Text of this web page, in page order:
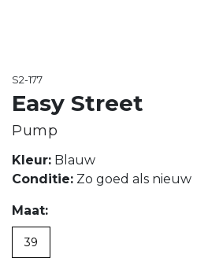
S2-177
Easy Street
Pump
Kleur: Blauw
Conditie: Zo goed als nieuw
Maat:
39